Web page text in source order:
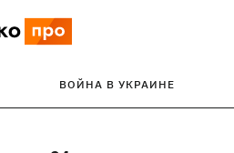
ВОЙНА В УКРАИНЕ